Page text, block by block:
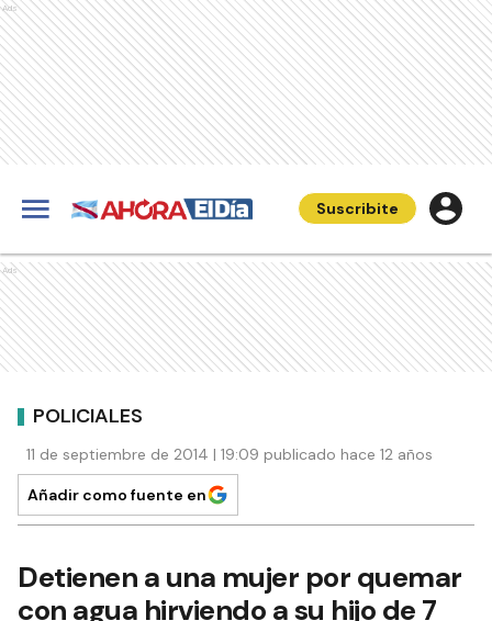
Ads
Suscribite
Ads
POLICIALES
11 de septiembre de 2014 | 19:09 publicado hace 12 años
Añadir como fuente en
Detienen a una mujer por quemar
con agua hirviendo a su hijo de 7